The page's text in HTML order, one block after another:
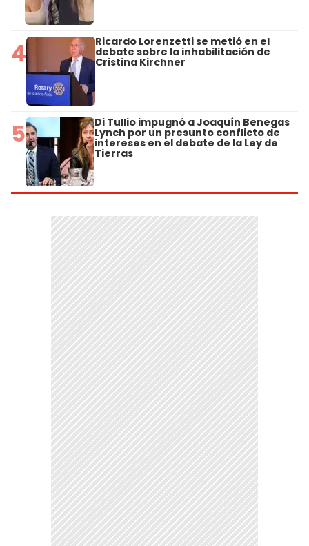
4 Ricardo Lorenzetti se metió en el
debate sobre la inhabilitación de
Cristina Kirchner
5 Di Tullio impugnó a Joaquín Benegas
Lynch por un presunto conflicto de
intereses en el debate de la Ley de
Tierras